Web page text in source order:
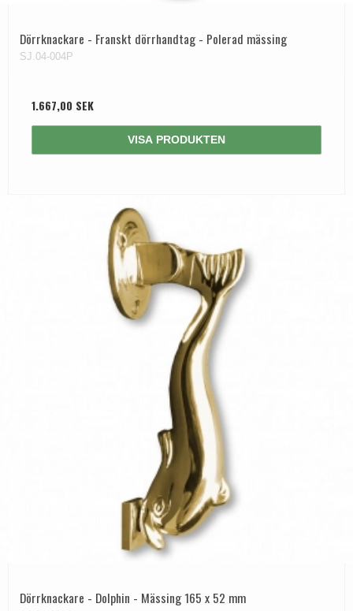
Dörrknackare - Franskt dörrhandtag - Polerad mässing
SJ.04-004P
1.667,00 SEK
VISA PRODUKTEN
Dörrknackare - Dolphin - Mässing 165 x 52 mm